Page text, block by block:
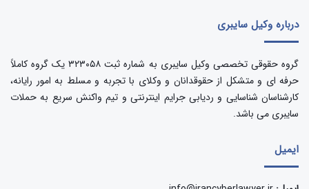
درباره وکیل سایبری
گروه حقوقی تخصصی وکیل سایبری به شماره ثبت ۳۲۳۰۵۸ یک گروه کاملاً
حرفه ای و متشکل از حقوقدانان و وکلای با تجربه و مسلط به امور رایانه،
کارشناسان شناسایی و ردیابی جرایم اینترنتی و تیم واکنش سریع به حملات
سایبری می باشد.
ایمیل